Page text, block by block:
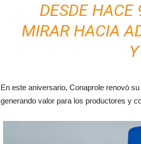
DESDE HACE
MIRAR HACIA
En este aniversario, Conaprole renovó
generando valor para los productores y